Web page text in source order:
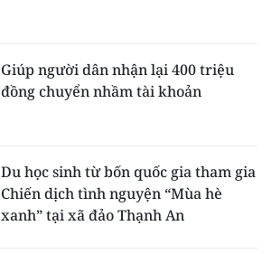
Giúp người dân nhận lại 400 triệu
đồng chuyển nhầm tài khoản
Du học sinh từ bốn quốc gia tham gia
Chiến dịch tình nguyện “Mùa hè
xanh” tại xã đảo Thạnh An